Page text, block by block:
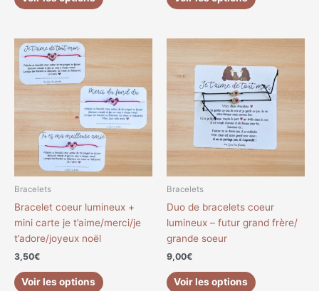
Bracelets
Bracelet coeur lumineux +
mini carte je t’aime/merci/je
t’adore/joyeux noël
3,50€
Voir les options
plusieurs
variations.
Les
options
peuvent
être
sur
la
Bracelets
Duo de bracelets coeur
lumineux – futur grand frère/
grande soeur
9,00€
Voir les options
plusieurs
variations.
Les
options
peuvent